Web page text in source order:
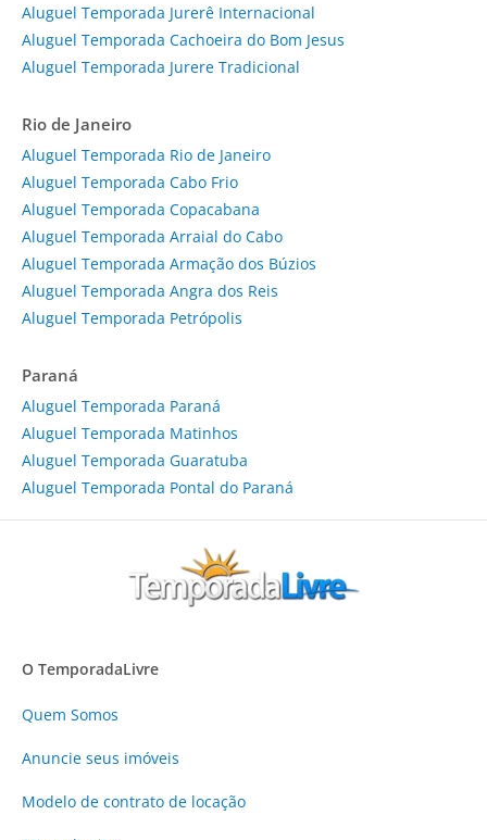
Aluguel Temporada Jurerê Internacional
Aluguel Temporada Cachoeira do Bom Jesus
Aluguel Temporada Jurere Tradicional
Rio de Janeiro
Aluguel Temporada Rio de Janeiro
Aluguel Temporada Cabo Frio
Aluguel Temporada Copacabana
Aluguel Temporada Arraial do Cabo
Aluguel Temporada Armação dos Búzios
Aluguel Temporada Angra dos Reis
Aluguel Temporada Petrópolis
Paraná
Aluguel Temporada Paraná
Aluguel Temporada Matinhos
Aluguel Temporada Guaratuba
Aluguel Temporada Pontal do Paraná
O TemporadaLivre
Quem Somos
Anuncie seus imóveis
Modelo de contrato de locação